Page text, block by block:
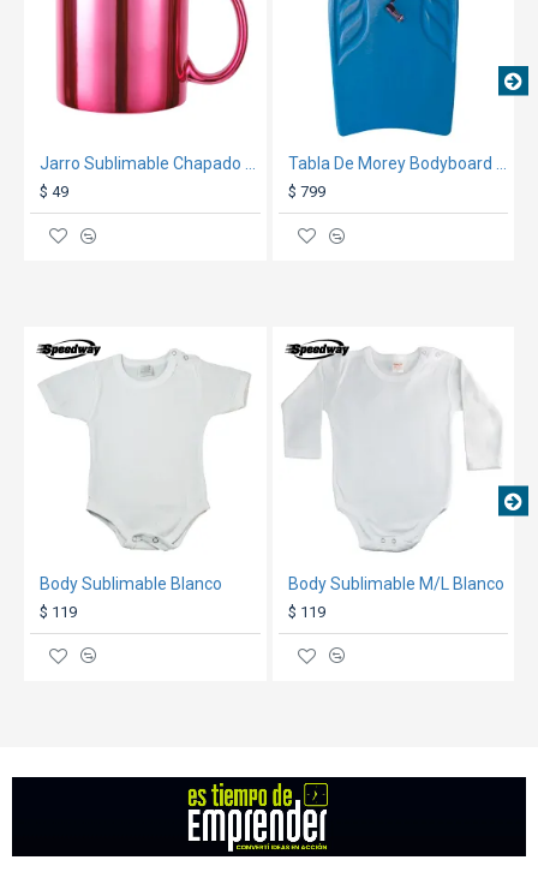
$ 49 $ 799
TEXTTRANSPARENTE
Body Sublimable Blanco
$ 119
TEXTTRANSPARENTE
Body Sublimable M/L Blanco
$ 119